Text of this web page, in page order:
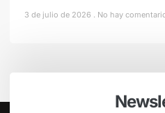
3 de julio de 2026 No hay